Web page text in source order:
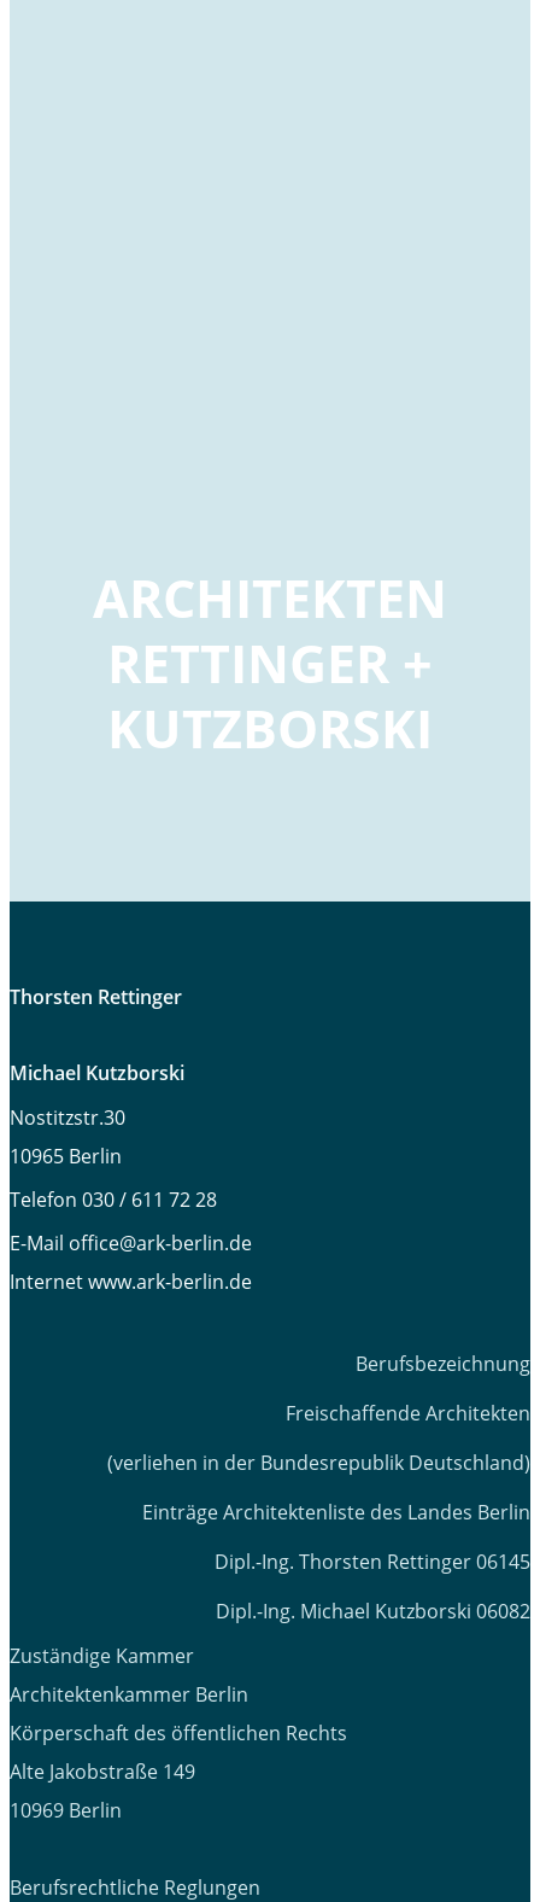
ARCHITEKTEN
RETTINGER +
KUTZBORSKI
Thorsten Rettinger
Michael Kutzborski
Nostitzstr.30
10965 Berlin
Telefon 030 / 611 72 28
E-Mail office@ark-berlin.de
Internet www.ark-berlin.de
Berufsbezeichnung
Freischaffende Architekten
(verliehen in der Bundesrepublik Deutschland)
Einträge Architektenliste des Landes Berlin
Dipl.-Ing. Thorsten Rettinger 06145
Dipl.-Ing. Michael Kutzborski 06082
Zuständige Kammer
Architektenkammer Berlin
Körperschaft des öffentlichen Rechts
Alte Jakobstraße 149
10969 Berlin
Berufsrechtliche Reglungen